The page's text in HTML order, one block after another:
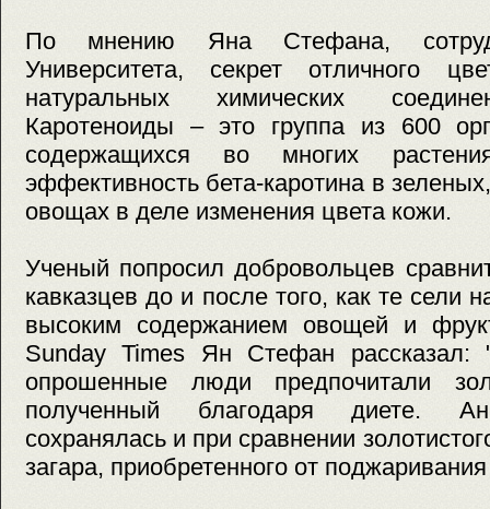
По мнению Яна Стефана,
Университета, секрет отличного
натуральных химических
Каротеноиды – это группа из 600
содержащихся во многих
эффективность бета-каротина в
овощах в деле изменения цвета кожи.
Ученый попросил добровольцев
кавказцев до и после того, как те сели
высоким содержанием овощей и
Sunday Times Ян Стефан
опрошенные люди предпочитали
полученный благодаря диете.
сохранялась и при сравнении
загара, приобретенного от